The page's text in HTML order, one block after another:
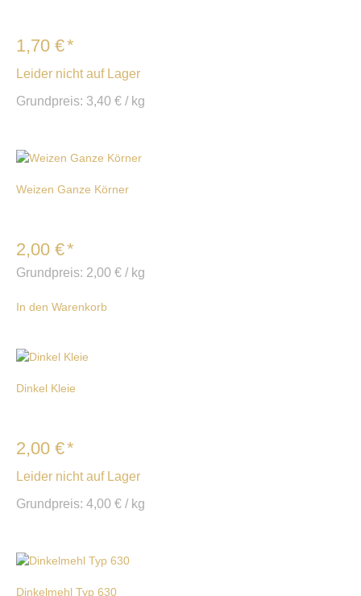
1,70 €*
Leider nicht auf Lager
Grundpreis: 3,40 € / kg
Weizen Ganze Körner
2,00 €*
Grundpreis: 2,00 € / kg
In den Warenkorb
Dinkel Kleie
2,00 €*
Leider nicht auf Lager
Grundpreis: 4,00 € / kg
Dinkelmehl Typ 630